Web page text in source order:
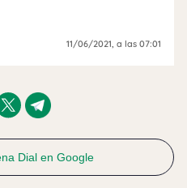
11/06/2021 , a las 07:01
Dial en Google